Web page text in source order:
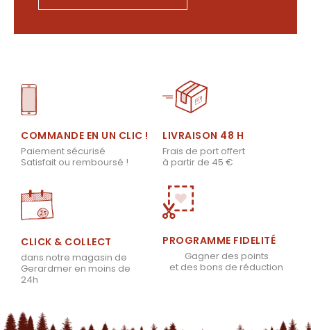
COMMANDE EN UN CLIC !
Paiement sécurisé
Satisfait ou remboursé !
LIVRAISON 48 H
Frais de port offert
à partir de 45 €
CLICK & COLLECT
dans notre magasin de
Gerardmer en moins de
24h
PROGRAMME FIDELITÉ
Gagner des points
et des bons de réduction